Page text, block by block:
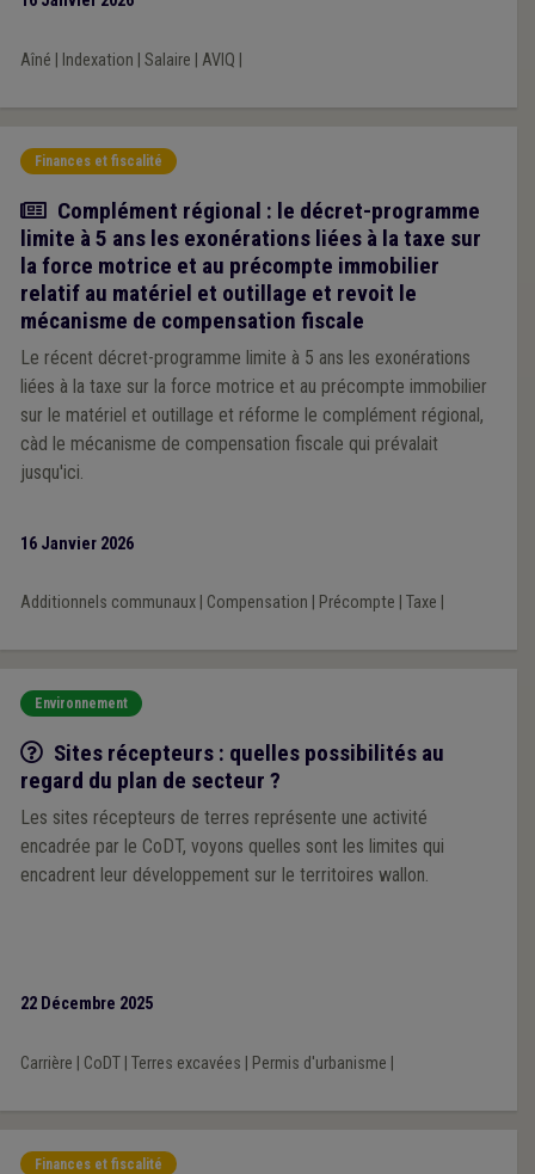
fédéraux de la santé. Ainsi, l’indexation des salaires continuera
Aîné Indexation Salaire AVIQ
Finances et fiscalité
Actualité
Complément régional : le décret-programme
limite à 5 ans les exonérations liées à la taxe sur
la force motrice et au précompte immobilier
relatif au matériel et outillage et revoit le
mécanisme de compensation fiscale
Le récent décret-programme limite à 5 ans les exonérations
liées à la taxe sur la force motrice et au précompte immobilier
sur le matériel et outillage et réforme le complément régional,
càd le mécanisme de compensation fiscale qui prévalait
jusqu'ici.
16 Janvier 2026
Additionnels communaux| Compensation Précompte Taxe
Environnement
Q/R
Sites récepteurs : quelles possibilités au
regard du plan de secteur ?
Les sites récepteurs de terres représente une activité
encadrée par le CoDT, voyons quelles sont les limites qui
encadrent leur développement sur le territoires wallon.
22 Décembre 2025
Carrière CoDT| Terres excavées Permis d'urbanisme
Finances et fiscalité